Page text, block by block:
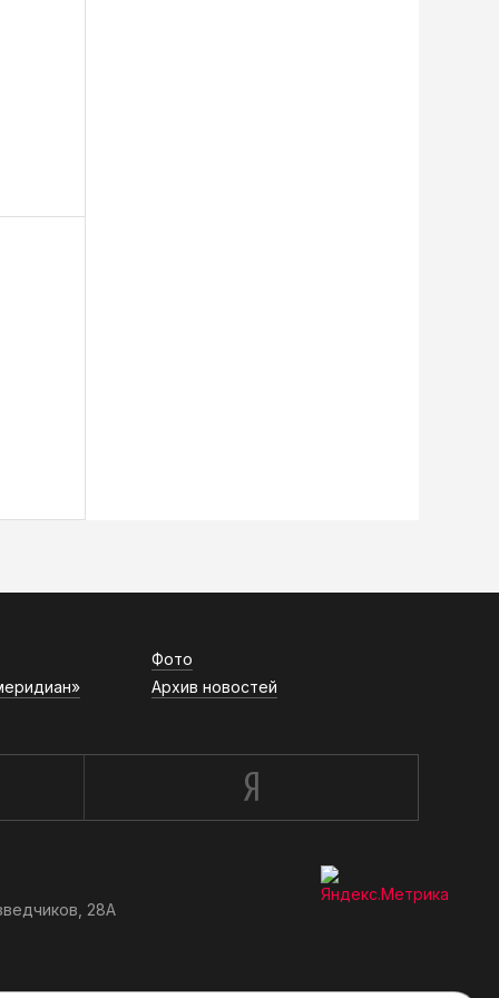
Фото
Архив новостей
28А